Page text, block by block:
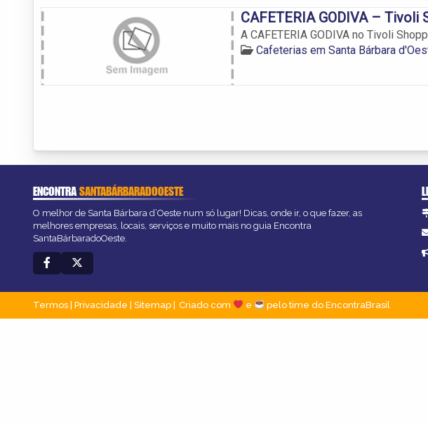
CAFETERIA GODIVA – Tivoli
A CAFETERIA GODIVA no Tivoli
Cafeterias em Santa Bárbara
ENCONTRASANTABÁRBARADOOESTE
O melhor de Santa Bárbara d’Oeste num só lugar! Dicas, onde ir, o que fazer, as
melhores empresas, locais, serviços e muito mais no guia Encontra
SantaBárbaradoOeste.
Termos | Privacidade | Sitemap Criado com e pelo time do EncontraBrasil